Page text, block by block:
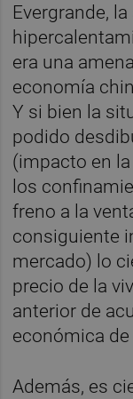
Evergrande,
era una
economía
Y si bien la
podido
(impacto en
los
freno a la
consiguiente
mercado) lo
precio de la
anterior de
económica
Además, es